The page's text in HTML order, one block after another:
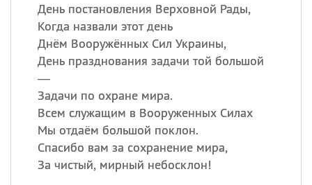
День постановления Верховной Рады,
Когда назвали этот день
Днём Вооружённых Сил Украины,
День празднования задачи той большой
—
Задачи по охране мира.
Всем служащим в Вооруженных Силах
Мы отдаём большой поклон.
Спасибо вам за сохранение мира,
За чистый, мирный небосклон!